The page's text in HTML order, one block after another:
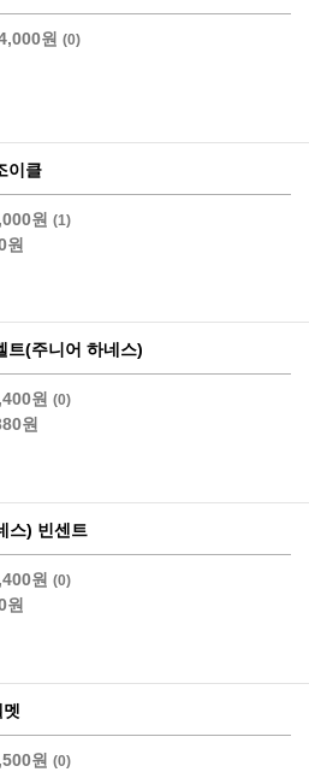
원 (0)
이클
원 (1)
원
트(주니어 하네스)
원 (0)
원
스) 빈센트
원 (0)
원
원 (0)